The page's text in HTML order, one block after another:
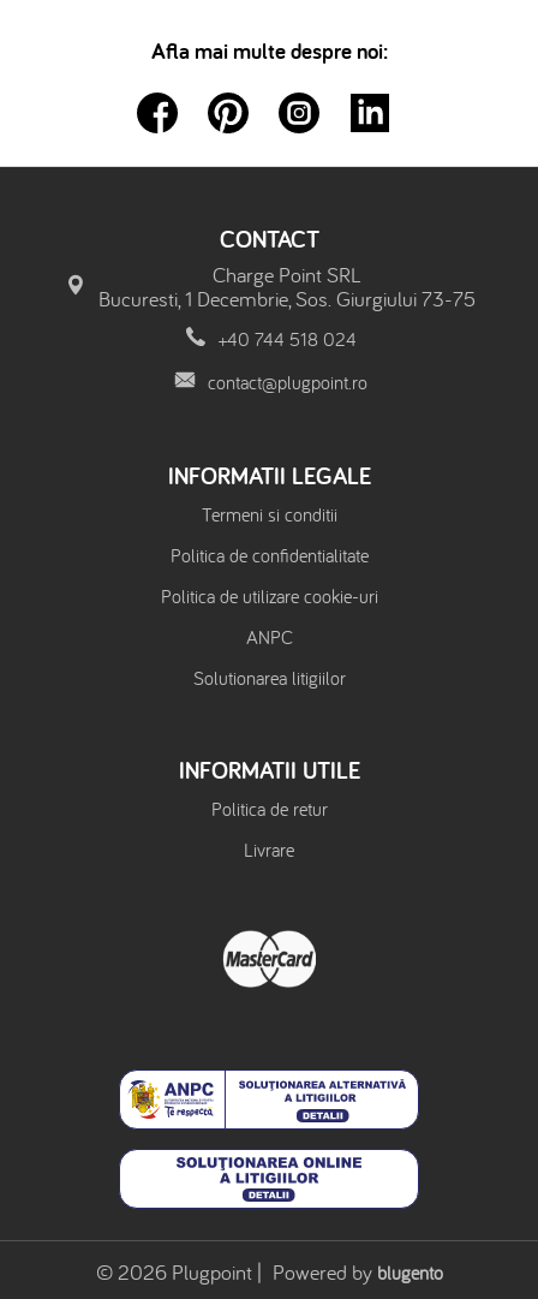
Afla mai multe despre noi:
© 2026 Plugpoint | Powered by blugento
CONTACT
Charge Point SRL
Bucuresti, 1 Decembrie, Sos. Giurgiului 73-75
+40 744 518 024
contact@plugpoint.ro
INFORMATII LEGALE
Termeni si conditii
Politica de confidentialitate
Politica de utilizare cookie-uri
ANPC
Solutionarea litigiilor
INFORMATII UTILE
Politica de retur
Livrare